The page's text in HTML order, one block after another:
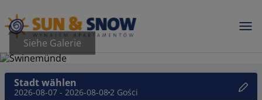
Siehe Galerie
Stadt wählen
2026-08-07 - 2026-08-082 Gości